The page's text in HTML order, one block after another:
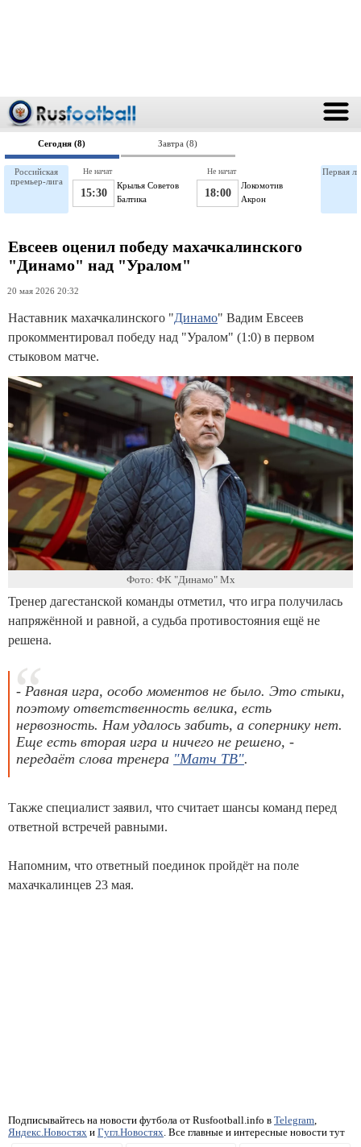
Сегодня (8) Завтра (8)
Российская
премьер-лига
Крылья Советов
15:30 Балтика
Не начат
Локомотив
18:00 Акрон
Не начат Первая
Евсеев оценил победу махачкалинского
"Динамо" над "Уралом"
20 мая 2026 20:32
Наставник махачкалинского "Динамо" Вадим Евсеев
прокомментировал победу над "Уралом" (1:0) в первом
стыковом матче.
Фото: ФК "Динамо" Мх
Тренер дагестанской команды отметил, что игра получилась
напряжённой и равной, а судьба противостояния ещё не
решена.
- Равная игра, особо моментов не было. Это стыки,
поэтому ответственность велика, есть
нервозность. Нам удалось забить, а сопернику нет.
Еще есть вторая игра и ничего не решено, -
передаёт слова тренера "Матч ТВ".
Также специалист заявил, что считает шансы команд перед
ответной встречей равными.
Напомним, что ответный поединок пройдёт на поле
махачкалинцев 23 мая.
Подписывайтесь на новости футбола от Rusfootball.info в Telegram,
Яндекс.Новостях и Гугл.Новостях. Все главные и интересные новости тут